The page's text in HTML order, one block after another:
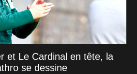
et Le Cardinal en tête, la
se dessine